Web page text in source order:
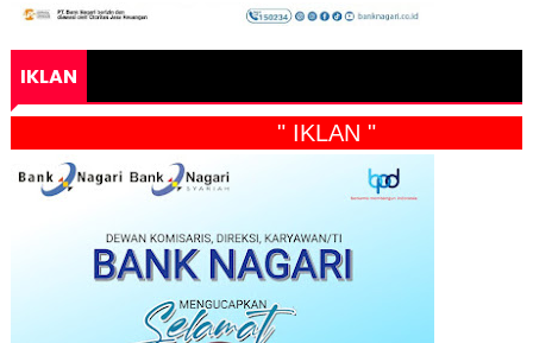
IKLAN
" IKLAN "